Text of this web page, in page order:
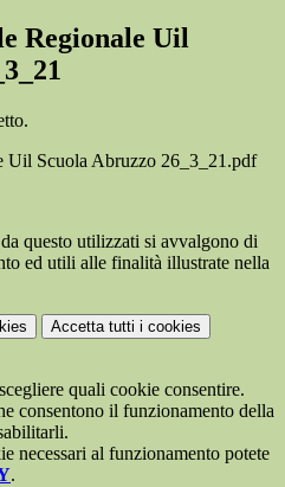
Regionale Uil
Uil Scuola Abruzzo 26_3_21.pdf
questo utilizzati si avvalgono di
ed utili alle finalità illustrate nella
Accetta tutti i cookies
quali cookie consentire.
consentono il funzionamento della
necessari al funzionamento potete
.